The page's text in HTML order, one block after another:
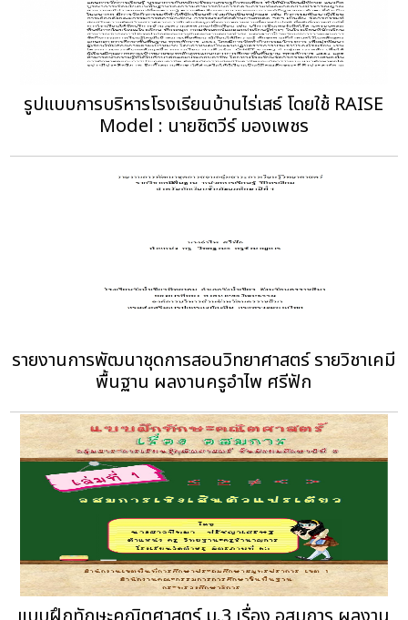
รูปแบบการบริหารโรงเรียนบ้านไร่เสธ์ โดยใช้ RAISE
Model : นายชิตวีร์ มองเพชร
รายงานการพัฒนาชุดการสอนวิทยาศาสตร์ รายวิชาเคมี
พื้นฐาน ผลงานครูอำไพ ศรีฟัก